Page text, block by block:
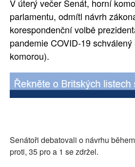
SOCIÁLNÍ SÍTĚ
RUBRIKY
PLNÁ VERZE STRÁNEK
V úterý večer Senát, horní
parlamentu, odmítl návrh
korespondenční volbě
pandemie COVID-19
komorou).
Senátoři debatovali o návrhu
proti, 35 pro a 1 se zdržel.